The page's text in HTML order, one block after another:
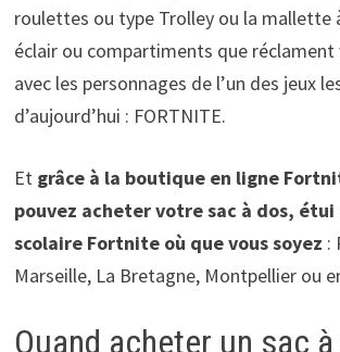
roulettes ou type Trolley ou la mallette
éclair ou compartiments que
avec les personnages de l’un des jeux
d’aujourd’hui : FORTNITE.
Et grâce à la boutique en ligne
pouvez acheter votre sac à dos,
scolaire Fortnite où que vous soyez :
Marseille, La Bretagne, Montpellier ou
Quand acheter un sac